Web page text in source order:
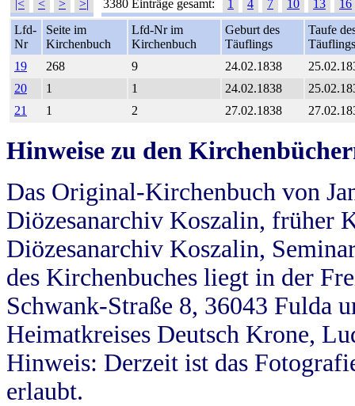
|< < > >| 3380 Einträge gesamt: 1 4 7 10 13
16
Lfd-
Nr
Seite im
Kirchenbuch
Lfd-Nr im
Kirchenbuch
Geburt des
Täuflings
Taufe
Täuflings
19
268 9 24.02.1838
20
1 1 24.02.1838
21
1 2 27.02.1838
Hinweise zu den
Das Original-Kirchenbuch von
Diözesanarchiv Koszalin, früher
Diözesanarchiv Koszalin,
des Kirchenbuches liegt in der
Schwank-Straße 8, 36043 Fulda
Heimatkreises Deutsch Krone,
Hinweis: Derzeit ist das
erlaubt.